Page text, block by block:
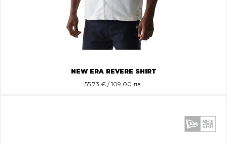
NEW ERA REVERE SHIRT
55.73 € / 109.00 лв.